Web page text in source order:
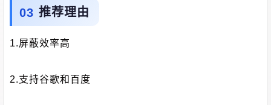
推荐理由
1.屏蔽效率高
2.支持谷歌和百度